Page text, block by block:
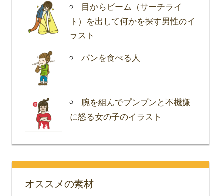
目からビーム（サーチライ
ト）を出して何かを探す男性のイ
ラスト
パンを食べる人
腕を組んでプンプンと不機嫌
に怒る女の子のイラスト
オススメの素材